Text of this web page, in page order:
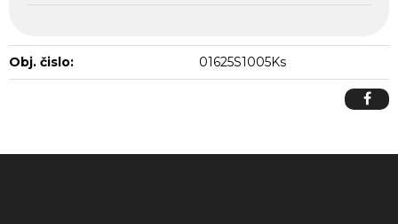
Obj. čislo: 01625S1005Ks